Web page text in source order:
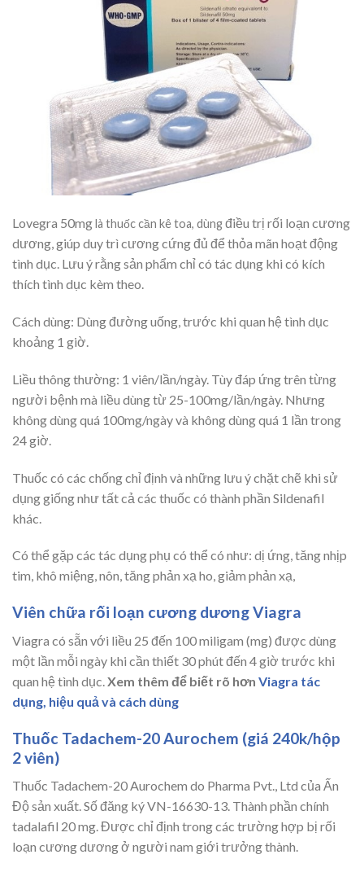
Lovegra 50mglà thuốc cần kê toa, dùngđiều trị rối loạn cương
dương, giúp duy trì cương cứng đủ để thỏa mãn hoạt động
tình dục. Lưu ý rằng sản phẩm chỉ có tác dụng khi có kích
thích tình dục kèm theo.
Cách dùng: Dùng đường uống, trước khi quan hệ tình dục
khoảng 1 giờ.
Liều thông thường: 1 viên/lần/ngày. Tùy đáp ứng trên từng
người bệnh mà liều dùng từ 25-100mg/lần/ngày. Nhưng
không dùng quá 100mg/ngày và không dùng quá 1 lần trong
24 giờ.
Thuốc có các chống chỉ định và những lưu ý chặt chẽ khi sử
dụng giống như tất cả các thuốc có thành phần Sildenafil
khác.
Có thể gặp các tác dụng phụ có thể có như: dị ứng, tăng nhịp
tim, khô miệng, nôn, tăng phản xạ ho, giảm phản xạ,
Viên chữa rối loạn cương dương Viagra
Viagra có sẵn với liều 25 đến 100 miligam (mg) được dùng
một lần mỗi ngày khi cần thiết 30 phút đến 4 giờ trước khi
quan hệ tình dục. Xem thêm để biết rõ hơn Viagra tác
dụng, hiệu quả và cách dùng
Thuốc Tadachem-20 Aurochem (giá 240k/hộp
2 viên)
Thuốc Tadachem-20 Aurochem do Pharma Pvt., Ltd của Ấn
Độ sản xuất. Số đăng ký VN-16630-13. Thành phần chính
tadalafil 20 mg. Được chỉ định trong các trường hợp bị rối
loạn cương dương ở người nam giới trưởng thành.